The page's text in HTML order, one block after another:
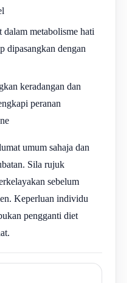
dalam metabolisme hati
dipasangkan dengan
keradangan dan
peranan
umum sahaja dan
Sila rujuk
sebelum
Keperluan individu
pengganti diet